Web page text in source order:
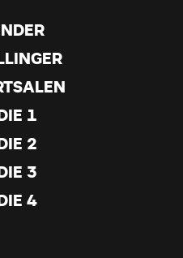
1
2
3
4